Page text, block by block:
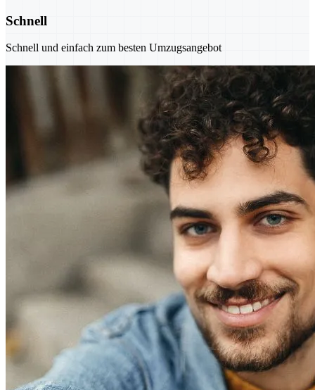
Schnell
Schnell und einfach zum besten Umzugsangebot